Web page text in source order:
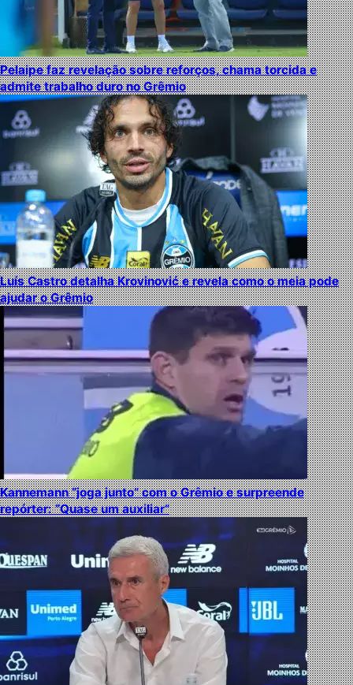
Pelaipe faz revelação sobre reforços, chama torcida e
admite trabalho duro no Grêmio
Luís Castro detalha Krovinović e revela como o meia pode
ajudar o Grêmio
Kannemann “joga junto” com o Grêmio e surpreende
repórter: “Quase um auxiliar”